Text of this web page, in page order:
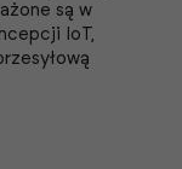
są w
IoT,